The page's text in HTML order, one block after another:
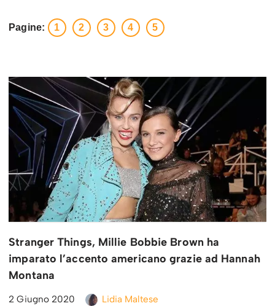
Pagine: 1 2 3 4 5
Stranger Things, Millie Bobbie Brown ha
imparato l’accento americano grazie ad Hannah
Montana
2 Giugno 2020 Lidia Maltese